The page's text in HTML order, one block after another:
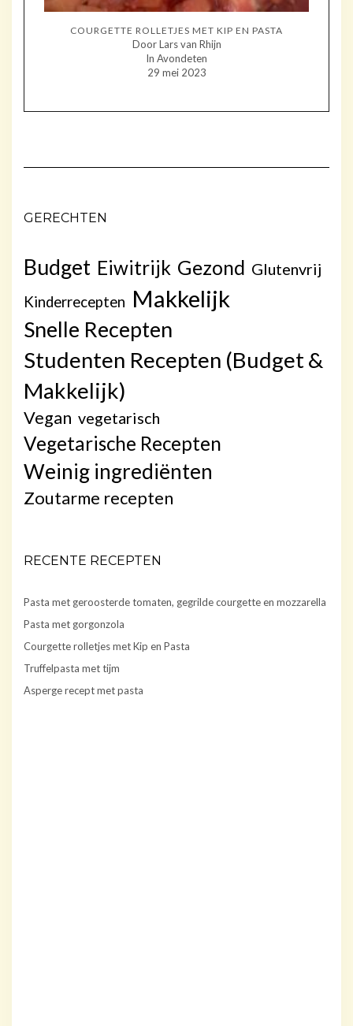
COURGETTE ROLLETJES MET KIP EN PASTA
Door Lars van Rhijn
In Avondeten
29 mei 2023
GERECHTEN
Budget Eiwitrijk Gezond Glutenvrij
Kinderrecepten Makkelijk
Snelle Recepten
Studenten Recepten (Budget &
Makkelijk)
Vegan vegetarisch
Vegetarische Recepten
Weinig ingrediënten
Zoutarme recepten
RECENTE RECEPTEN
Pasta met geroosterde tomaten, gegrilde courgette en mozzarella
Pasta met gorgonzola
Courgette rolletjes met Kip en Pasta
Truffelpasta met tijm
Asperge recept met pasta